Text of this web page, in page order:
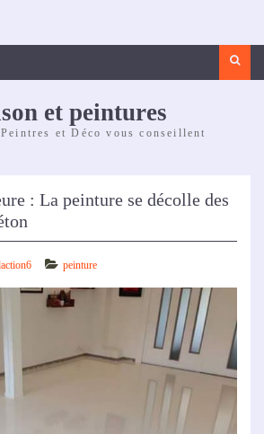
et peintures
et Déco vous conseillent
: La peinture se décolle des
peinture